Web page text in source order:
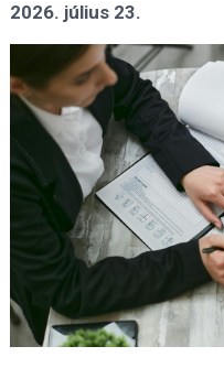
2026. július 23.